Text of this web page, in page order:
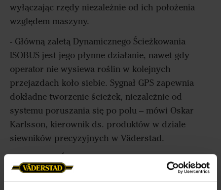
wyłączając rzędy niezależnie od ich położenia
względem maszyny.
- Główną zaletą Dynamicznego Ścieżkowania
ISOBUS jest jego płynne działanie, nawet gdy
operator nie wysiewa roślin w kolejnych
przejazdach koło siebie. Sygnał GPS zapewnia
dokładne tworzenie ścieżek, niezależnie od
systemu poruszania się po polu – mówi Oskar
Karlsson, kierownik ds. produktów w dziale
siewników precyzyjnych w Väderstad.
Dynamiczne Ścieżkowanie ISOBUS współpracuje z
dodatkowymi opcjami ścieżkowania dla serii